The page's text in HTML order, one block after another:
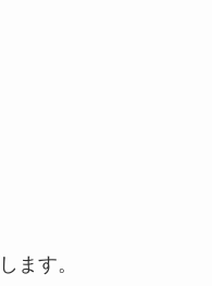
ます。